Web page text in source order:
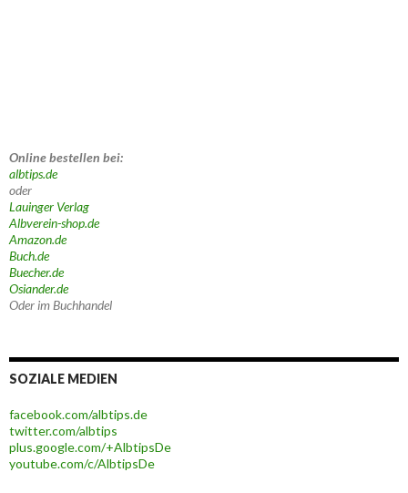
Online bestellen bei:
albtips.de
oder
Lauinger Verlag
Albverein-shop.de
Amazon.de
Buch.de
Buecher.de
Osiander.de
Oder im Buchhandel
SOZIALE MEDIEN
facebook.com/albtips.de
twitter.com/albtips
plus.google.com/+AlbtipsDe
youtube.com/c/AlbtipsDe